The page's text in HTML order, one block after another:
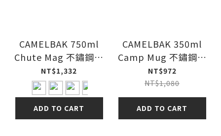
CAMELBAK 750ml
Chute Mag 不鏽鋼戶
外運動保溫瓶
NT$1,332
ADD TO CART
CAMELBAK 350ml
Camp Mug 不鏽鋼露
營保溫馬克杯(保冰)
NT$972
NT$1,080
ADD TO CART